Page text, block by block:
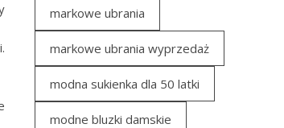
markowe ubrania
markowe ubrania wyprzedaż
modna sukienka dla 50 latki
modne bluzki damskie